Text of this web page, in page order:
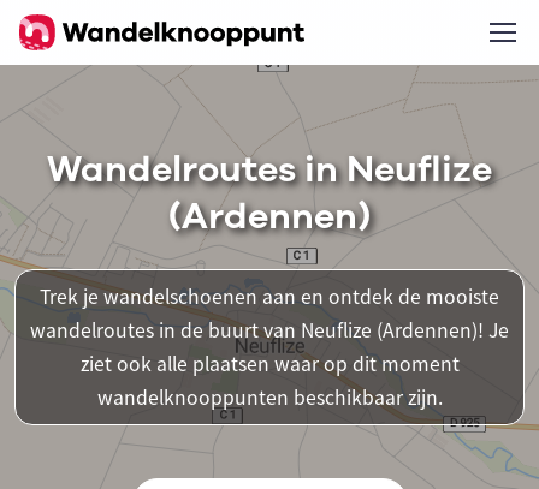
Wandelroutes in Neuflize
(Ardennen)
Trek je wandelschoenen aan en ontdek de mooiste
wandelroutes in de buurt van Neuflize (Ardennen)! Je
ziet ook alle plaatsen waar op dit moment
wandelknooppunten beschikbaar zijn.